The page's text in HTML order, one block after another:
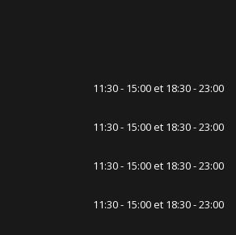
11:30 - 15:00 et 18:30 - 23:00
11:30 - 15:00 et 18:30 - 23:00
11:30 - 15:00 et 18:30 - 23:00
11:30 - 15:00 et 18:30 - 23:00